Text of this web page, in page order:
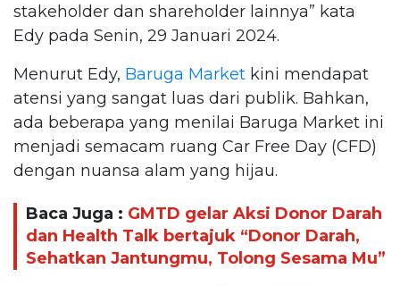
stakeholder dan shareholder lainnya” kata
Edy pada Senin, 29 Januari 2024.
Menurut Edy, Baruga Market kini mendapat
atensi yang sangat luas dari publik. Bahkan,
ada beberapa yang menilai Baruga Market ini
menjadi semacam ruang Car Free Day (CFD)
dengan nuansa alam yang hijau.
Baca Juga : GMTD gelar Aksi Donor Darah
dan Health Talk bertajuk “Donor Darah,
Sehatkan Jantungmu, Tolong Sesama Mu”